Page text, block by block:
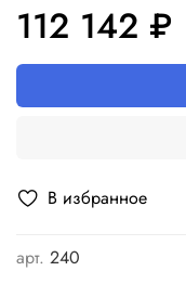
В избранное
арт. 240
112 142 ₽